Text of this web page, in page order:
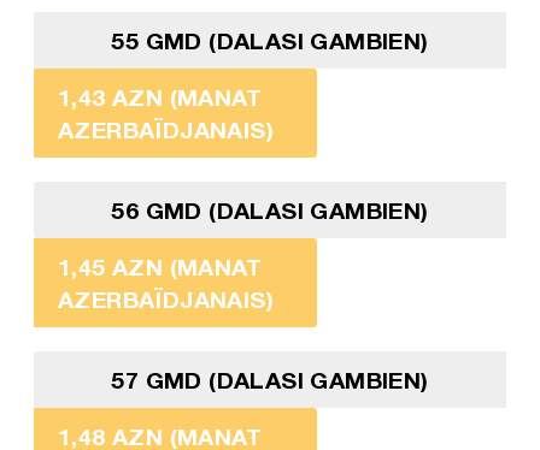
55 GMD (DALASI GAMBIEN)
1,43 AZN (MANAT
AZERBAÏDJANAIS)
56 GMD (DALASI GAMBIEN)
1,45 AZN (MANAT
AZERBAÏDJANAIS)
57 GMD (DALASI GAMBIEN)
1,48 AZN (MANAT